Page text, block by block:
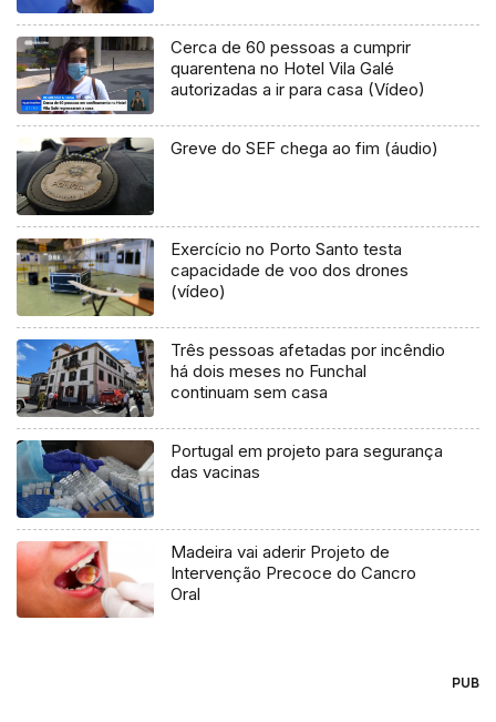
Cerca de 60 pessoas a cumprir
quarentena no Hotel Vila Galé
autorizadas a ir para casa (Vídeo)
Greve do SEF chega ao fim (áudio)
Exercício no Porto Santo testa
capacidade de voo dos drones
(vídeo)
Três pessoas afetadas por incêndio
há dois meses no Funchal
continuam sem casa
Portugal em projeto para segurança
das vacinas
Madeira vai aderir Projeto de
Intervenção Precoce do Cancro
Oral
PUB